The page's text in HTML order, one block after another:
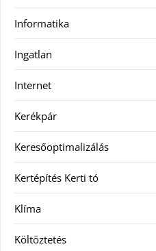
Informatika
Ingatlan
Internet
Kerékpár
Keresőoptimalizálás
Kertépítés Kerti tó
Klíma
Költöztetés